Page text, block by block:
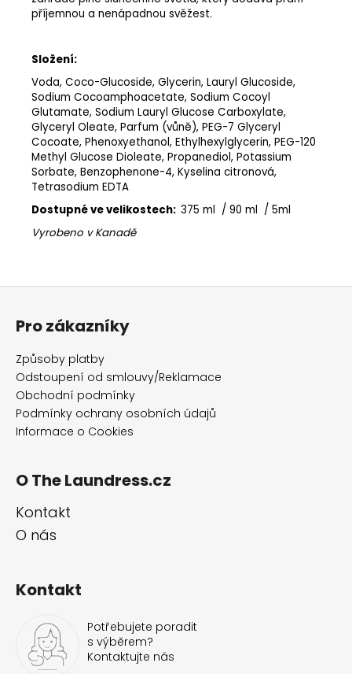
příjemnou a nenápadnou svěžest.
Složení:
Voda, Coco-Glucoside, Glycerin, Lauryl Glucoside,
Sodium Cocoamphoacetate, Sodium Cocoyl
Glutamate, Sodium Lauryl Glucose Carboxylate,
Glyceryl Oleate, Parfum (vůně), PEG-7 Glyceryl
Cocoate, Phenoxyethanol, Ethylhexylglycerin, PEG-120
Methyl Glucose Dioleate, Propanediol, Potassium
Sorbate, Benzophenone-4, Kyselina citronová,
Tetrasodium EDTA
Dostupné ve velikostech: 375 ml / 90 ml / 5ml
Vyrobeno v Kanadě
Z
Pro zákazníky
Způsoby platby
Odstoupení od smlouvy/Reklamace
Obchodní podmínky
Podmínky ochrany osobních údajů
Informace o Cookies
O The Laundress.cz
Kontakt
O nás
Kontakt
Potřebujete poradit
s výběrem?
Kontaktujte nás